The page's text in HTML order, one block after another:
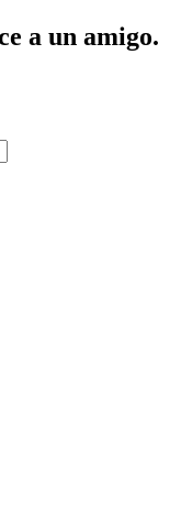
a un amigo.